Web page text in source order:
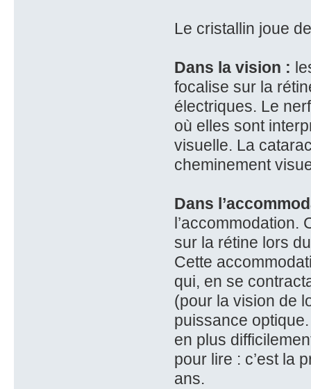
Le cristallin joue
Dans la vision :
focalise sur la
électriques. Le
où elles sont
visuelle. La
cheminement
Dans
l’accommodation.
sur la rétine lors
Cette
qui, en se
(pour la vision de
puissance
en plus
pour lire : c’est la
ans.